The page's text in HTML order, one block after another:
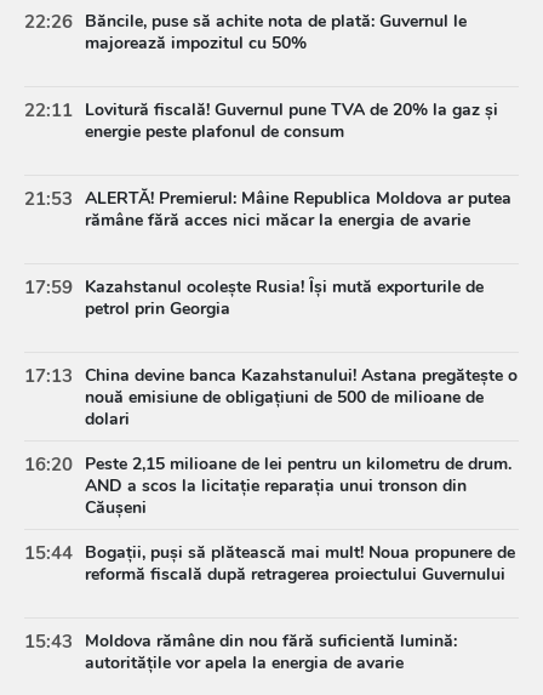
22:26 Băncile, puse să achite nota de plată: Guvernul le
majorează impozitul cu 50%
22:11 Lovitură fiscală! Guvernul pune TVA de 20% la gaz și
energie peste plafonul de consum
21:53 ALERTĂ! Premierul: Mâine Republica Moldova ar putea
rămâne fără acces nici măcar la energia de avarie
17:59 Kazahstanul ocolește Rusia! Își mută exporturile de
petrol prin Georgia
17:13 China devine banca Kazahstanului! Astana pregătește o
nouă emisiune de obligațiuni de 500 de milioane de
dolari
16:20 Peste 2,15 milioane de lei pentru un kilometru de drum.
AND a scos la licitație reparația unui tronson din
Căușeni
15:44 Bogații, puși să plătească mai mult! Noua propunere de
reformă fiscală după retragerea proiectului Guvernului
15:43
Moldova rămâne din nou fără suficientă lumină:
autoritățile vor apela la energia de avarie